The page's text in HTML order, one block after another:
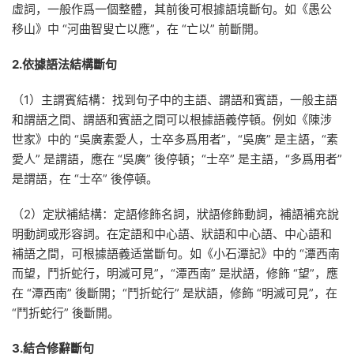
虛詞，一般作爲一個整體，其前後可根據語境斷句。如《愚公
移山》中 “河曲智叟亡以應”，在 “亡以” 前斷開。
2.依據語法結構斷句
（1）主謂賓結構：找到句子中的主語、謂語和賓語，一般主語
和謂語之間、謂語和賓語之間可以根據語義停頓。例如《陳涉
世家》中的 “吳廣素愛人，士卒多爲用者”，“吳廣” 是主語，“素
愛人” 是謂語，應在 “吳廣” 後停頓；“士卒” 是主語，“多爲用者”
是謂語，在 “士卒” 後停頓。
（2）定狀補結構：定語修飾名詞，狀語修飾動詞，補語補充說
明動詞或形容詞。在定語和中心語、狀語和中心語、中心語和
補語之間，可根據語義适當斷句。如《小石潭記》中的 “潭西南
而望，鬥折蛇行，明滅可見”，“潭西南” 是狀語，修飾 “望”，應
在 “潭西南” 後斷開；“鬥折蛇行” 是狀語，修飾 “明滅可見”，在
“鬥折蛇行” 後斷開。
3.結合修辭斷句